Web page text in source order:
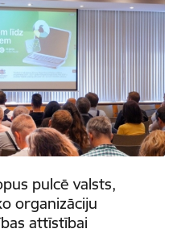
pulcē valsts,
organizāciju
attīstībai